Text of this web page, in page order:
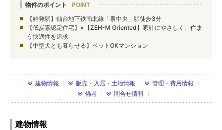
物件のポイント
【始発駅】仙台地下鉄南北線「泉中央」駅徒歩3分
【低炭素認定住宅】×【ZEH-M Oriented】家計にやさしく、住ま
う快適性を追求
【中型犬とも暮らせる】ペットOKマンション
建物情報 販売・入居・土地情報
管理・費用情報
備考
問合せ情報
建物情報